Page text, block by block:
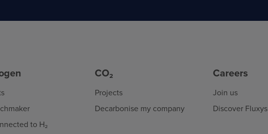
to H₂
CO₂
Projects
Decarbonise my company
Careers
Join us
Discover Fluxys